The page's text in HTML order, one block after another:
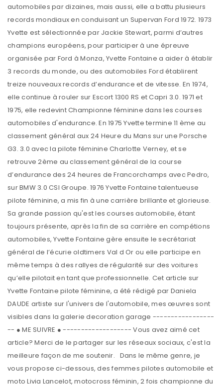
automobiles par dizaines, mais aussi, elle a battu plusieurs
records mondiaux en conduisant un Supervan Ford 1972. 1973
Yvette est sélectionnée par Jackie Stewart, parmi d’autres
champions européens, pour participer à une épreuve
organisée par Ford à Monza, Yvette Fontaine a aider à établir
3 records du monde, ou des automobiles Ford établirent
treize nouveaux records d’endurance et de vitesse. En 1974,
elle continue à rouler sur Escort 1300 RS et Capri 3.0. 1971 et
1975, elle redevint Championne féminine dans les courses
automobiles d'endurance. En 1975 Yvette termine 11 ème au
classement général aux 24 Heure du Mans sur une Porsche
G3. 3.0 avec la pilote féminine Charlotte Verney, et se
retrouve 2ème au classement général de la course
d’endurance des 24 heures de Francorchamps avec Pedro,
sur BMW 3.0 CSI Groupe. 1976 Yvette Fontaine talentueuse
pilote féminine, a mis fin à une carrière brillante et glorieuse.
Sa grande passion qu'est les courses automobile, étant
toujours présente, après la fin de sa carrière en compétions
automobiles, Yvette Fontaine gère ensuite le secrétariat
général de l’écurie oldtimers Val d Or ou elle participe en
même temps à des rallyes de régularité sur des voitures
qu’elle pilotait en tant que professionnelle. Cet article sur
Yvette Fontaine pilote féminine, a été rédigé par Daniela
DAUDE artiste sur l'univers de l'automobile, mes œuvres sont
visibles dans la galerie decoration garage -----------------
-- ● ME SUIVRE ● ------------------- Vous avez aimé cet
article? Merci de le partager sur les réseaux sociaux, c'est la
meilleure façon de me soutenir. Dans le même genre, je
vous propose ci-dessous, des femmes pilotes automobile et
moto Livia Lancelot, motocross féminin, 2 fois championne du